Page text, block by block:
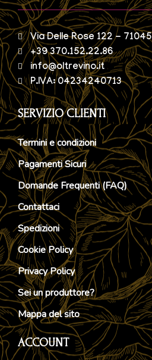
Via Delle Rose 122 -
+39 370.152.22.86
info@oltrevino.it
P.IVA: 04234240713
SERVIZIO CLIENTI
Termini e condizioni
Pagamenti Sicuri
Domande Frequenti (FAQ)
Contattaci
Spedizioni
Cookie Policy
Privacy Policy
Sei un produttore?
Mappa del sito
ACCOUNT